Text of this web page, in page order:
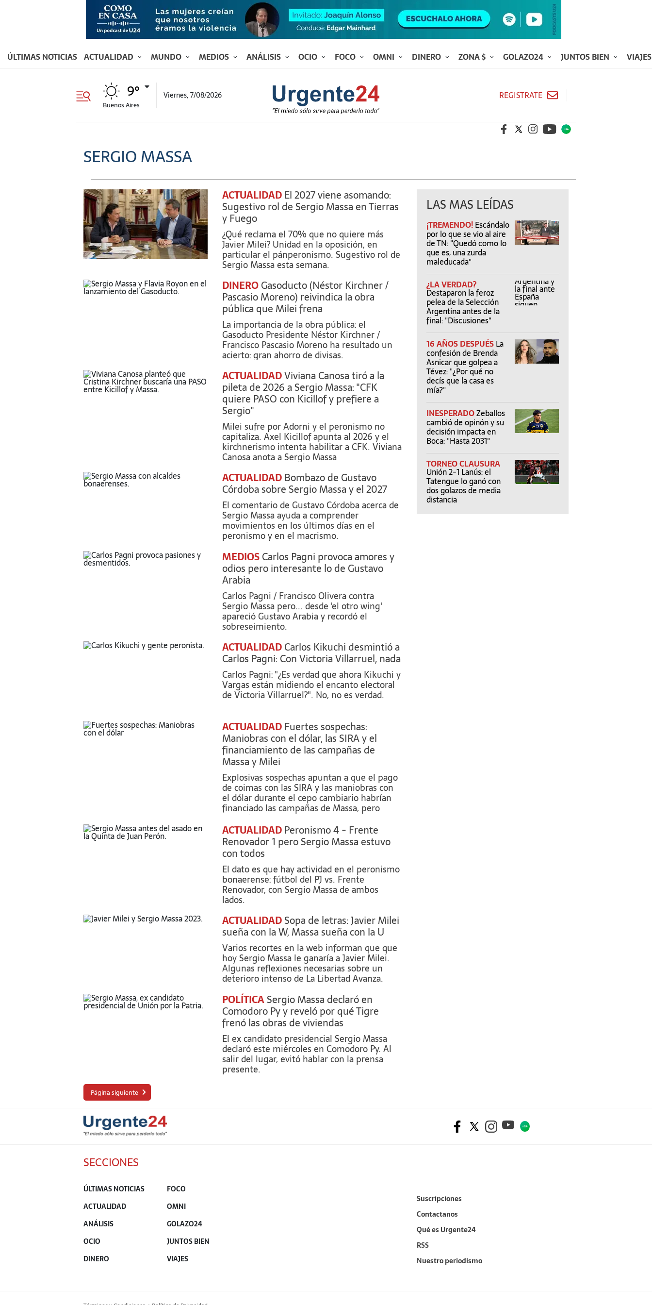
ÚLTIMAS NOTICIAS ACTUALIDAD MUNDO MEDIOS ANÁLISIS OCIO FOCO OMNI DINERO ZONA $ GOLAZO24 JUNTOS BIEN
9°
Buenos Aires
Viernes, 7/08/2026 REGISTRATE
SERGIO MASSA
ACTUALIDADEl 2027 viene asomando:
Sugestivo rol de Sergio Massa en Tierras
y Fuego
¿Qué reclama el 70% que no quiere más
Javier Milei? Unidad en la oposición, en
particular el pánperonismo. Sugestivo rol de
Sergio Massa esta semana.
DINEROGasoducto (Néstor Kirchner /
Pascasio Moreno) reivindica la obra
pública que Milei frena
La importancia de la obra pública: el
Gasoducto Presidente Néstor Kirchner /
Francisco Pascasio Moreno ha resultado un
acierto: gran ahorro de divisas.
ACTUALIDADViviana Canosa tiró a la
pileta de 2026 a Sergio Massa: "CFK
quiere PASO con Kicillof y prefiere a
Sergio"
Milei sufre por Adorni y el peronismo no
capitaliza. Axel Kicillof apunta al 2026 y el
kirchnerismo intenta habilitar a CFK. Viviana
Canosa anota a Sergio Massa
ACTUALIDADBombazo de Gustavo
Córdoba sobre Sergio Massa y el 2027
El comentario de Gustavo Córdoba acerca de
Sergio Massa ayuda a comprender
movimientos en los últimos días en el
peronismo y en el macrismo.
MEDIOSCarlos Pagni provoca amores y
odios pero interesante lo de Gustavo
Arabia
Carlos Pagni / Francisco Olivera contra
Sergio Massa pero... desde 'el otro wing'
apareció Gustavo Arabia y recordó el
sobreseimiento.
ACTUALIDADCarlos Kikuchi desmintió a
Carlos Pagni: Con Victoria Villarruel, nada
Carlos Pagni: "¿Es verdad que ahora Kikuchi y
Vargas están midiendo el encanto electoral
de Victoria Villarruel?". No, no es verdad.
ACTUALIDADFuertes sospechas:
Maniobras con el dólar, las SIRA y el
financiamiento de las campañas de
Massa y Milei
Explosivas sospechas apuntan a que el pago
de coimas con las SIRA y las maniobras con
el dólar durante el cepo cambiario habrían
financiado las campañas de Massa, pero
también de Javier Milei.
ACTUALIDADPeronismo 4 - Frente
Renovador 1 pero Sergio Massa estuvo
con todos
El dato es que hay actividad en el peronismo
bonaerense: fútbol del PJ vs. Frente
Renovador, con Sergio Massa de ambos
lados.
ACTUALIDADSopa de letras: Javier Milei
sueña con la W, Massa sueña con la U
Varios recortes en la web informan que que
hoy Sergio Massa le ganaría a Javier Milei.
Algunas reflexiones necesarias sobre un
deterioro intenso de La Libertad Avanza.
POLÍTICASergio Massa declaró en
Comodoro Py y reveló por qué Tigre
frenó las obras de viviendas
El ex candidato presidencial Sergio Massa
declaró este miércoles en Comodoro Py. Al
salir del lugar, evitó hablar con la prensa
presente.
Página siguiente
LAS MAS LEÍDAS
¡TREMENDO!Escándalo
por lo que se vio al aire
de TN: "Quedó como lo
que es, una zurda
maleducada"
¿LA VERDAD?
Destaparon la feroz
pelea de la Selección
Argentina antes de la
final: "Discusiones"
16 AÑOS DESPUÉSLa
confesión de Brenda
Asnicar que golpea a
Tévez: "¿Por qué no
decís que la casa es
mía?"
INESPERADOZeballos
cambió de opinón y su
decisión impacta en
Boca: "Hasta 2031"
TORNEO CLAUSURA
Unión 2-1 Lanús: el
Tatengue lo ganó con
dos golazos de media
distancia
SECCIONES
ÚLTIMAS NOTICIAS
ACTUALIDAD
ANÁLISIS
OCIO
DINERO
FOCO
OMNI
GOLAZO24
JUNTOS BIEN
VIAJES
Suscripciones
Contactanos
Qué es Urgente24
RSS
Nuestro periodismo